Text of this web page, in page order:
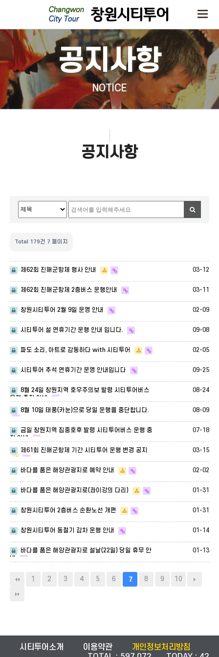
공지사항
NOTICE
공지사항
Total 179건 7 페이지
제62회 진해군항제 행사 안내 03-12
제62회 진해군항제 2층버스 운행안내 03-11
창원시티투어 2월 9일 운영 안내 02-09
시티투어 설 연휴기간 운행 안내 입니다. 09-08
파도 소리, 아트로 감동하다 with 시티투어 02-05
시티투어 추석 연휴기간 운영 안내입니다 09-25
8월 24일 창원지역 호우주의보 발령 시티투어버스
운행 중지 안내
08-24
8월 10일 태풍(카눈)으로 당일 운행을 중단합니다. 08-09
금일 창원지역 집중호후 발령 시티투어버스 운행 중
지 안내
07-18
제61회 진해군항제 기간 시티투어 운행 변경 공지 03-15
바다를 품은 해양관광지로 예약 안내 02-02
바다를 품은 해양관광지로(콰이강의 다리) 01-31
창원시티투어 2층버스 순환노선 개편 01-31
창원시티투어 동절기 감차 운행 안내 01-14
바다를 품은 해양관광지로 설날(22일) 당일 휴무 안
내
01-13
1 2 3 4 5 6 7 8 9 10
시티투어소개 이용약관
개인정보처리방침